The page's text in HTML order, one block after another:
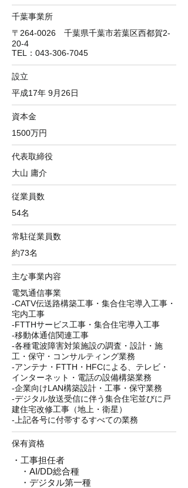
千葉事業所
〒264-0026 千葉県千葉市若葉区西都賀2-
20-4
TEL：043-306-7045
設立
平成17年 9月26日
​資本金
1500万円
​代表取締役
大山 庸介
従業員数
54名
常駐従業員数
約73名
主な事業内容
電気通信事業
-CATV伝送路構築工事・集合住宅導入工事・
宅内工事
-FTTHサービス工事・集合住宅導入工事
-移動体通信関連工事
-各種電波障害対策施設の調査・設計・施
工・保守・コンサルティング業務
-アンテナ・FTTH・HFCによる、テレビ・
インターネット・電話の設備構築業務
-企業向けLAN構築設計・工事・保守業務
-デジタル放送受信に伴う集合住宅並びに戸
建住宅改修工事（地上・衛星）
-上記各号に付帯するすべての業務
保有資格
・工事担任者
・AI/DD総合種
・デジタル第一種